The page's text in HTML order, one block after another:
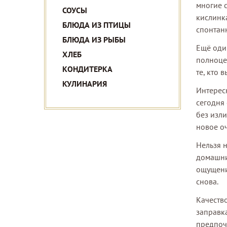
СОУСЫ
БЛЮДА ИЗ ПТИЦЫ
БЛЮДА ИЗ РЫБЫ
ХЛЕБ
КОНДИТЕРКА
КУЛИНАРИЯ
многие
Ещё
те, кто
без
новое
Нельзя
снова.